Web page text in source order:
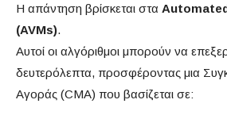
Η απάντηση βρίσκεται στα
(AVMs).
Αυτοί οι αλγόριθμοι μπορούν να
δευτερόλεπτα, προσφέροντας μια
Αγοράς (CMA) που βασίζεται σε: